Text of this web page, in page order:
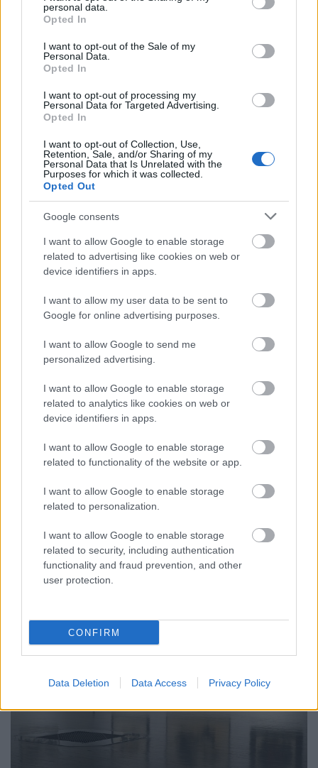
grant or deny consent to Google and its third-party tags to
use your data for below specified purposes in below Google
consent section.
personal data.
Opted In
I want to opt-out of the Sale of my
Personal Data.
Opted In
I want to opt-out of processing my
Personal Data for Targeted Advertising.
Opted In
I want to opt-out of Collection, Use,
Retention, Sale, and/or Sharing of my
Personal Data that Is Unrelated with the
Purposes for which it was collected.
Opted Out
Google consents
I want to allow Google to enable storage
related to advertising like cookies on web or
device identifiers in apps.
I want to allow my user data to be sent to
Google for online advertising purposes.
I want to allow Google to send me
personalized advertising.
I want to allow Google to enable storage
related to analytics like cookies on web or
device identifiers in apps.
I want to allow Google to enable storage
related to functionality of the website or app.
I want to allow Google to enable storage
related to personalization.
I want to allow Google to enable storage
related to security, including authentication
functionality and fraud prevention, and other
user protection.
CONFIRM
Data Deletion Data Access Privacy Policy
stolzingimalter•2024. június 26.
Nem azt látom, amit kellene. Mondhatni,
magánjellegű a probléma, ez itt a Műcsarnok,
belépsz, és ne hagyj fel minden reménnyel, balra Kós
Károly, jobbra Csete György, a két építésznek nem
kevés köze van egymáshoz, és mintha így is akarták
volna megmutatni őket. Nem fantáziadúsan, nem is
Minden művészet grafika
stolzingimalter• 2024. április 06.
Nyilván nem függetlenül attól, hogy ezeket a
képeket, vagy ha nem is pont ezeket, de a rokonait
legelső benyomásom a Műcsarnok Szurcsik József
kiállításán, hogy miért ilyen nagyok ezek a dolgok a
falon. A második, hogy miért ilyen színesek, de
nem…